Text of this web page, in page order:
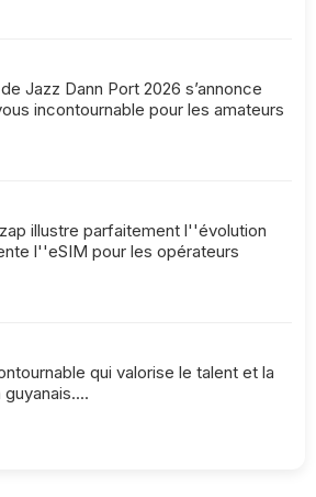
Jazz Dann Port 2026 s’annonce
incontournable pour les amateurs
illustre parfaitement l''évolution
l''eSIM pour les opérateurs
qui valorise le talent et la